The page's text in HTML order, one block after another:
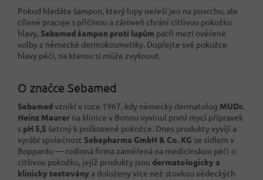
Pokud hledáte šampon, který lupy neřeší jen na povrchu, ale
cíleně pracuje s příčinou a zároveň chrání citlivou pokožku
hlavy, Sebamed šampon proti lupům patří mezi ověřené
volby z německé dermokosmetiky. Dopřejte své pokožce
hlavy péči, na kterou si může zvyknout.
O značce Sebamed
Sebamedvznikl v roce 1967, kdy německý dermatolog MUDr.
Heinz Maurer na klinice v Bonnu vyvinul první mycí přípravek
s pH 5,5 šetrný k poškozené pokožce. Dnes produkty vyvíjí a
vyrábí společnost Sebapharma GmbH & Co. KG se sídlem v
Boppardu — rodinná firma zaměřená na medicínskou péči o
citlivou pokožku, jejíž produkty jsou dermatologicky a
klinicky testovány a doloženy více než stovkou vědeckých